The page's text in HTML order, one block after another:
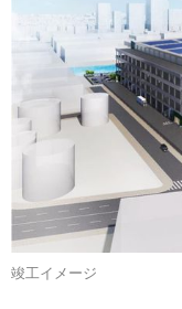
竣工イメージ